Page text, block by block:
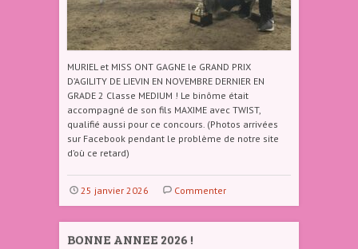
MURIEL et MISS ONT GAGNE le GRAND PRIX
D’AGILITY DE LIEVIN EN NOVEMBRE DERNIER EN
GRADE 2 Classe MEDIUM ! Le binôme était
accompagné de son fils MAXIME avec TWIST,
qualifié aussi pour ce concours. (Photos arrivées
sur Facebook pendant le problème de notre site
d’où ce retard)
25 janvier 2026 Commenter
BONNE ANNEE 2026 !